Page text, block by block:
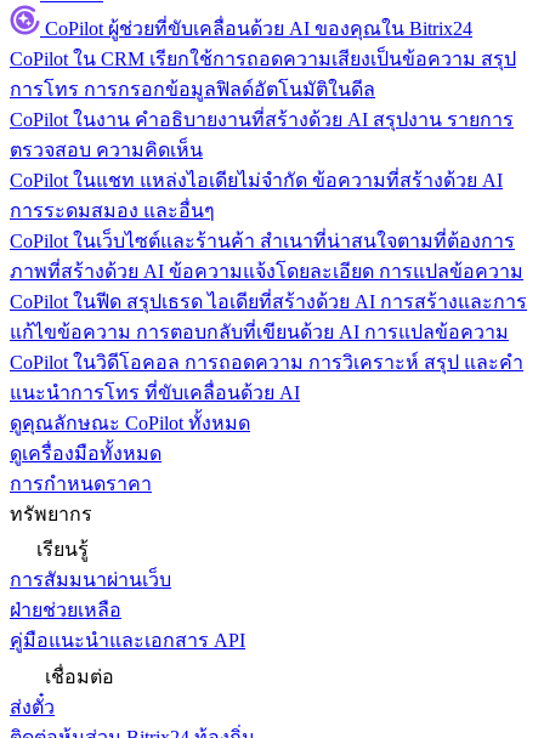
CoPilot ผู้ช่วยที่ขับเคลื่อนด้วย AI ของคุณใน Bitrix24
CoPilot ใน CRM เรียกใช้การถอดความเสียงเป็นข้อความ สรุป
การโทร การกรอกข้อมูลฟิลด์อัตโนมัติในดีล
CoPilot ในงาน คำอธิบายงานที่สร้างด้วย AI สรุปงาน รายการ
ตรวจสอบ ความคิดเห็น
CoPilot ในแชท แหล่งไอเดียไม่จำกัด ข้อความที่สร้างด้วย AI
การระดมสมอง และอื่นๆ
CoPilot ในเว็บไซต์และร้านค้า สำเนาที่น่าสนใจตามที่ต้องการ
ภาพที่สร้างด้วย AI ข้อความแจ้งโดยละเอียด การแปลข้อความ
CoPilot ในฟีด สรุปเธรด ไอเดียที่สร้างด้วย AI การสร้างและการ
แก้ไขข้อความ การตอบกลับที่เขียนด้วย AI การแปลข้อความ
CoPilot ในวิดีโอคอล การถอดความ การวิเคราะห์ สรุป และคำ
แนะนำการโทร ที่ขับเคลื่อนด้วย AI
ดูคุณลักษณะ CoPilot ทั้งหมด
ดูเครื่องมือทั้งหมด
การกำหนดราคา
ทรัพยากร
เรียนรู้
การสัมมนาผ่านเว็บ
ฝ่ายช่วยเหลือ
คู่มือแนะนำและเอกสาร API
เชื่อมต่อ
ส่งตั๋ว